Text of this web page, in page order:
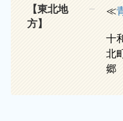
【東北地
方】
≪
十
北
郷